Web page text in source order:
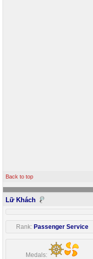
Back to top
Lữ Khách
Rank: Passenger Service
Medals: